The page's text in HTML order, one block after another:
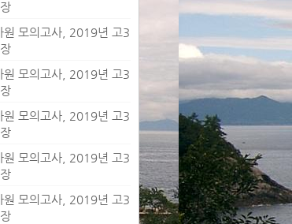
모의고사, 2019년 고3
모의고사, 2019년 고3
모의고사, 2019년 고3
모의고사, 2019년 고3
모의고사, 2019년 고3